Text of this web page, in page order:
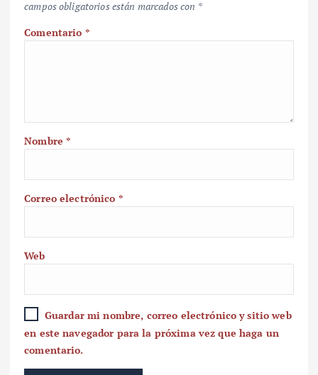
campos obligatorios están marcados con *
Comentario *
Nombre*
Correo electrónico *
Web
Guardar mi nombre, correo electrónico y sitio web
en este navegador para la próxima vez que haga un
comentario.